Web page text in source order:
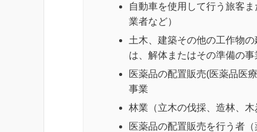
自動車を使用して行う旅客
業者など）
土木、建築その他の工作物
は、解体またはその準備の
医薬品の配置販売(医薬品医
事業
林業（立木の伐採、造林、
医薬品の配置販売を行う者